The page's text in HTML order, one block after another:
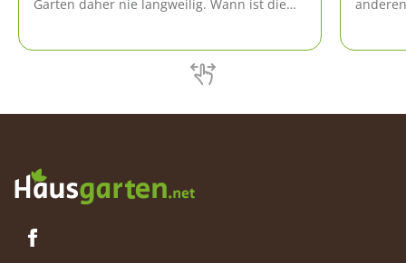
Garten daher nie langweilig. Wann ist die